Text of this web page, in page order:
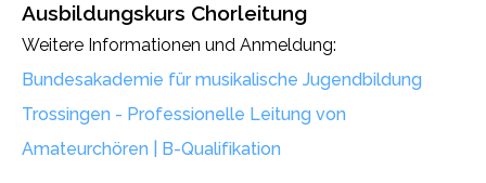
Annedore
Ausbildungskurs Chorleitung
Weitere Informationen und Anmeldung:
Bundesakademie für musikalische Jugendbildung
Trossingen - Professionelle Leitung von
Amateurchören | B-Qualifikation